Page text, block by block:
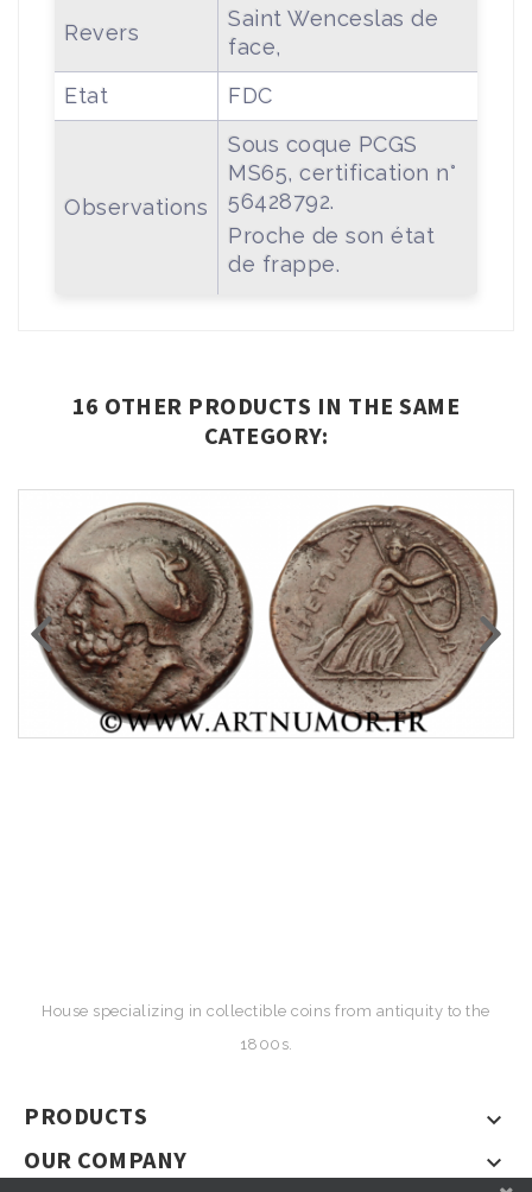
Revers
Saint Wenceslas de
face,
Etat
FDC
Observations
Sous coque PCGS
MS65, certification n°
56428792.
Proche de son état
de frappe.
16 OTHER PRODUCTS IN THE SAME
CATEGORY:
House specializing in collectible coins from antiquity to the
1800s.
PRODUCTS 
OUR COMPANY 